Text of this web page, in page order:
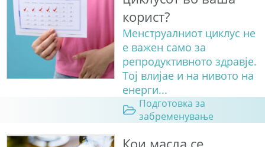
корист?
Менструалниот циклус не
е важен само за
репродуктивното здравје.
Тој влијае и на нивото на
енерги...
Подготовка за
забременување